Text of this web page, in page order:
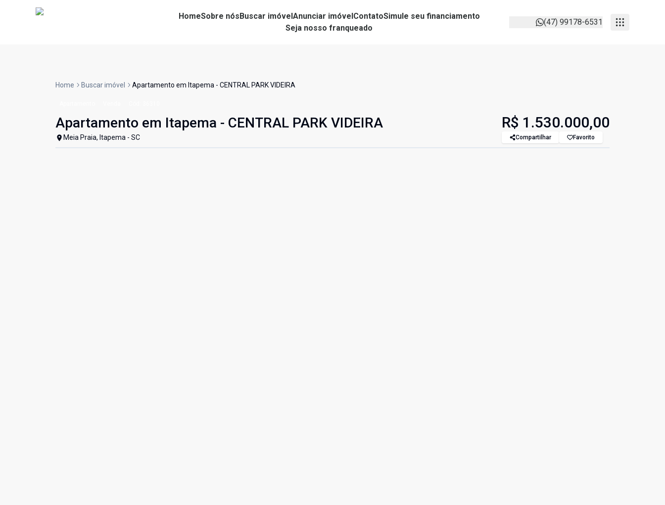
HomeSobre nósBuscar imóvelAnunciar imóvelContatoSimule seu financiamento
Seja nosso franqueado
(47) 99178-6531
Home Buscar imóvel Apartamento em Itapema - CENTRAL PARK VIDEIRA
Apartamento em Itapema - CENTRAL PARK VIDEIRA
Meia Praia, Itapema - SC
R$ 1.530.000,00
Compartilhar Favorito